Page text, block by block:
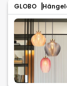
GLOBO